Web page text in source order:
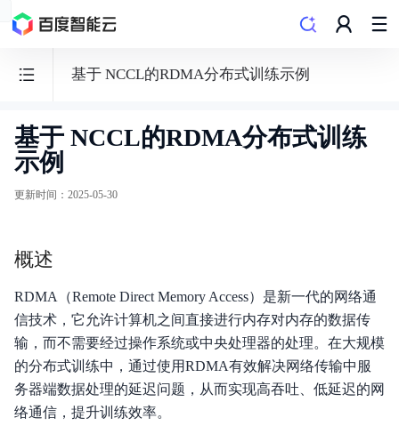
基于 NCCL的RDMA分布式训练示例
容
器
引
功能发布记录
产品公告
产品描述
基于 NCCL的RDMA分布式训练
示例
更新时间 ： 2025-05-30
概述
RDMA（Remote Direct Memory Access）是新一代的网络通
信技术，它允许计算机之间直接进行内存对内存的数据传
输，而不需要经过操作系统或中央处理器的处理。在大规模
的分布式训练中，通过使用RDMA有效解决网络传输中服
务器端数据处理的延迟问题，从而实现高吞吐、低延迟的网
络通信，提升训练效率。